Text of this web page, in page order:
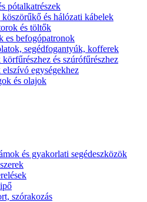
pótalkatrészek
köszörűkő és hálózati kábelek
és töltők
es befogópatronok
segédfogantyúk, kofferek
és szúrófűrészhez
egységekhez
és olajok
és gyakorlati segédeszközök
szórakozás